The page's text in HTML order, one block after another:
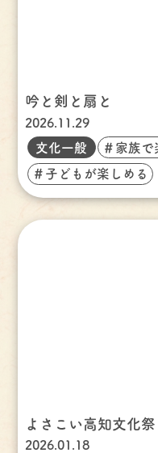
吟と剣と扇と
2026.11.29
文化一般 ＃家族で
＃子どもが楽しめる
よさこい高知文化
2026.01.18